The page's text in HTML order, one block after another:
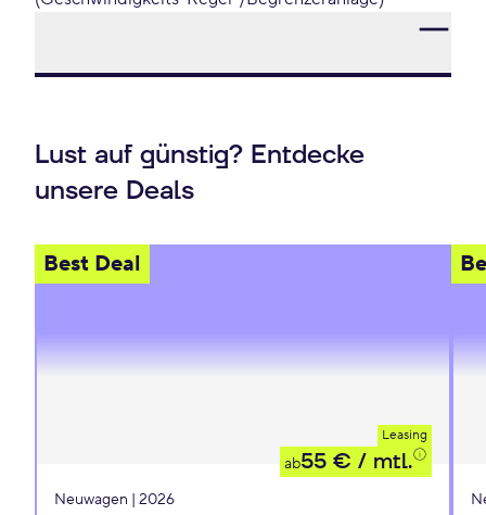
Lust auf günstig? Entdecke
unsere Deals
Best Deal
Leasing
ab55 € / mtl.
Neuwagen | 2026